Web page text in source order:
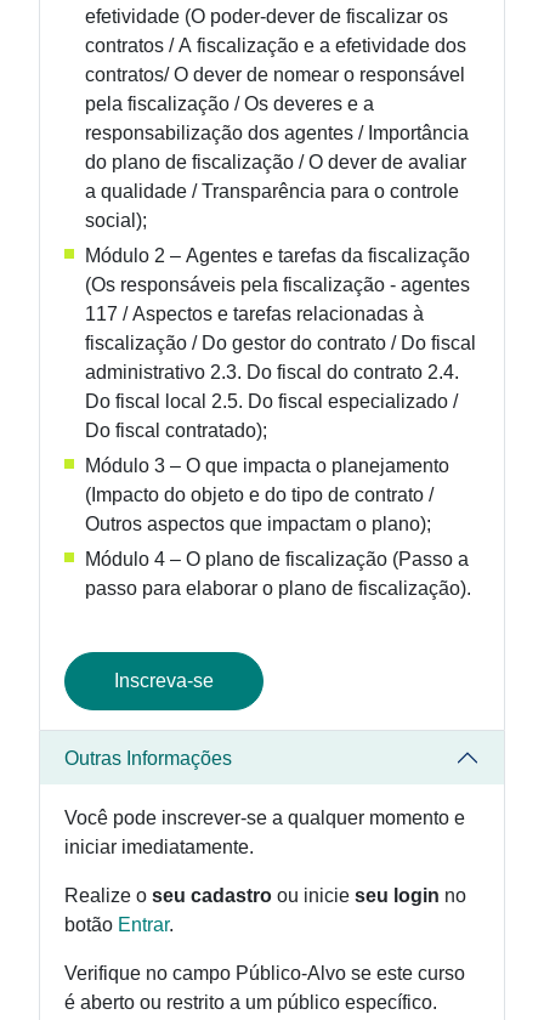
efetividade (O poder-dever de fiscalizar os
contratos / A fiscalização e a efetividade dos
contratos/ O dever de nomear o responsável
pela fiscalização / Os deveres e a
responsabilização dos agentes / Importância
do plano de fiscalização / O dever de avaliar
a qualidade / Transparência para o controle
social);
Módulo 2 – Agentes e tarefas da fiscalização
(Os responsáveis pela fiscalização - agentes
117 / Aspectos e tarefas relacionadas à
fiscalização / Do gestor do contrato / Do fiscal
administrativo 2.3. Do fiscal do contrato 2.4.
Do fiscal local 2.5. Do fiscal especializado /
Do fiscal contratado);
Módulo 3 – O que impacta o planejamento
(Impacto do objeto e do tipo de contrato /
Outros aspectos que impactam o plano);
Módulo 4 – O plano de fiscalização (Passo a
passo para elaborar o plano de fiscalização).
Inscreva-se
Outras Informações
Você pode inscrever-se a qualquer momento e
iniciar imediatamente.
Realize o seu cadastro ou inicie seu login no
botão Entrar.
Verifique no campo Público-Alvo se este curso
é aberto ou restrito a um público específico.